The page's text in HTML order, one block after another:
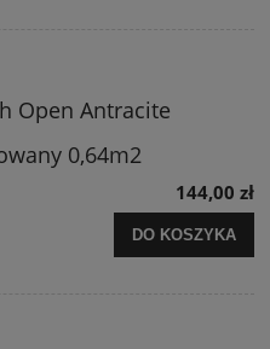
Open Antracite
0,64m2
144,00 zł
DO KOSZYKA